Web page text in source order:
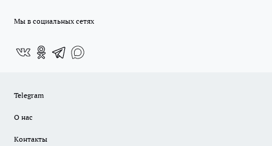
Мы в социальных сетях
Telegram
О нас
Контакты